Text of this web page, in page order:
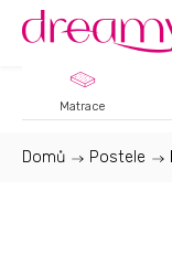
Matrace
Domů / Postele /